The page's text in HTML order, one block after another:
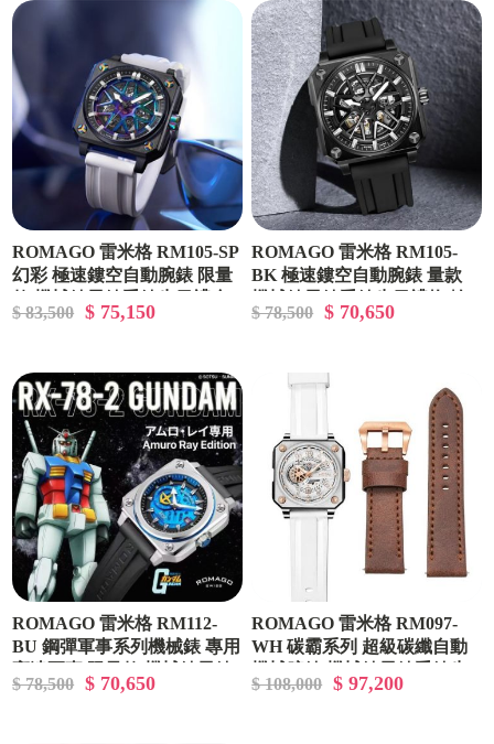
ROMAGO 雷米格 RM105-SP
幻彩 極速鏤空自動腕錶 限量
彩輪圈
$ 83,500 $ 75,150
ROMAGO 雷米格 RM105-
BK 極速鏤空自動腕錶 量款
圈 鏤空機械錶
$ 78,500 $ 70,650
ROMAGO 雷米格 RM112-
BU 鋼彈軍事系列機械錶 專用
手錶生日禮
$ 78,500 $ 70,650
ROMAGO 雷米格 RM097-
WH 碳霸系列 超級碳纖自動
日禮
$ 108,000 $ 97,200